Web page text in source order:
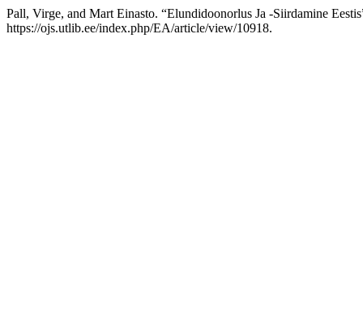
Pall, Virge, and Mart Einasto. “Elundidoonorlus Ja -Siirdamine
https://ojs.utlib.ee/index.php/EA/article/view/10918.